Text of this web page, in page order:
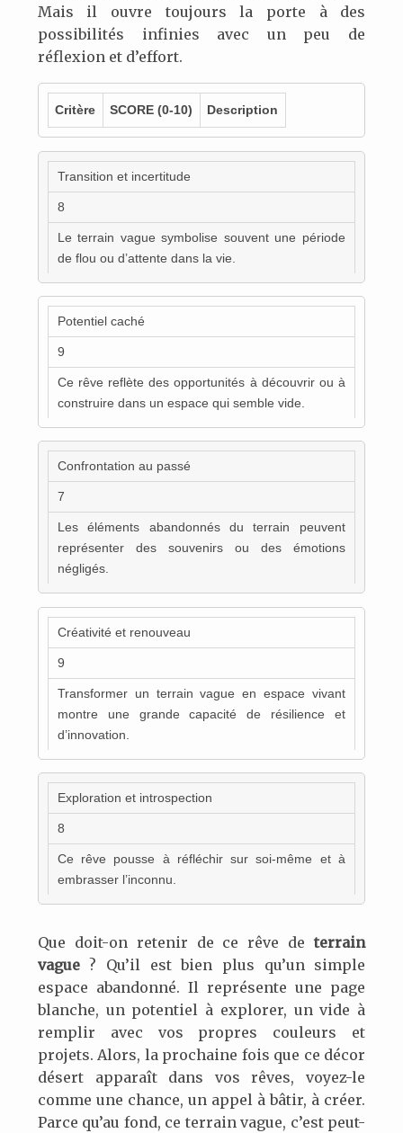
Mais il ouvre toujours la porte à des
possibilités infinies avec un peu de
réflexion et d’effort.
Critère SCORE (0-10) Description
Transition et incertitude
8
Le terrain vague symbolise souvent une période
de flou ou d’attente dans la vie.
Potentiel caché
9
Ce rêve reflète des opportunités à découvrir ou à
construire dans un espace qui semble vide.
Confrontation au passé
7
Les éléments abandonnés du terrain peuvent
représenter des souvenirs ou des émotions
négligés.
Créativité et renouveau
9
Transformer un terrain vague en espace vivant
montre une grande capacité de résilience et
d’innovation.
Exploration et introspection
8
Ce rêve pousse à réfléchir sur soi-même et à
embrasser l’inconnu.
Que doit-on retenir de ce rêve deterrain
vague? Qu’il est bien plus qu’un simple
espace abandonné. Il représente une page
blanche, un potentiel à explorer, un vide à
remplir avec vos propres couleurs et
projets. Alors, la prochaine fois que ce décor
désert apparaît dans vos rêves, voyez-le
comme une chance, un appel à bâtir, à créer.
Parce qu’au fond, ce terrain vague, c’est peut-